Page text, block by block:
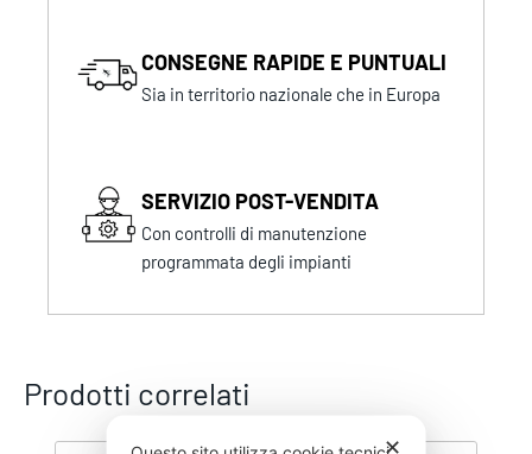
CONSEGNE RAPIDE E PUNTUALI
Sia in territorio nazionale che in Europa
SERVIZIO POST-VENDITA
Con controlli di manutenzione
programmata degli impianti
Prodotti correlati
✕